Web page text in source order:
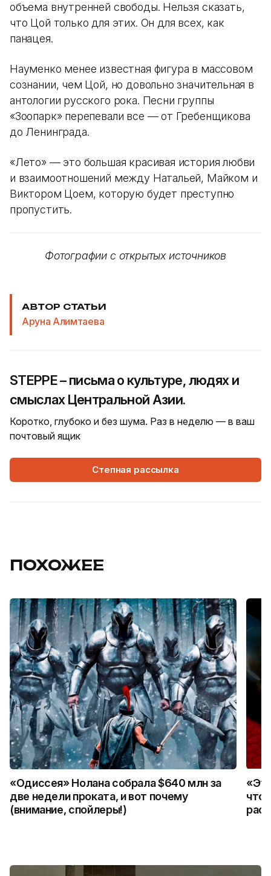
объема внутренней свободы. Нельзя сказать,
что Цой только для этих. Он для всех, как
панацея.
Науменко менее известная фигура в массовом
сознании, чем Цой, но довольно значительная в
антологии русского рока. Песни группы
«Зоопарк» перепевали все — от Гребенщикова
до Ленинграда.
«Лето» — это большая красивая история любви
и взаимоотношений между Натальей, Майком и
Виктором Цоем, которую будет преступно
пропустить.
Фотографии с открытых источников
АВТОР СТАТЬИ
Аруна Алимтаева
STEPPE – письма о культуре, людях и
смыслах Центральной Азии.
Коротко, глубоко и без шума. Раз в неделю — в ваш
почтовый ящик
Степная рассылка
ПОХОЖЕЕ
«Одиссея» Нолана собрала $640 млн за
две недели проката, и вот почему
(внимание, спойлеры!)
что